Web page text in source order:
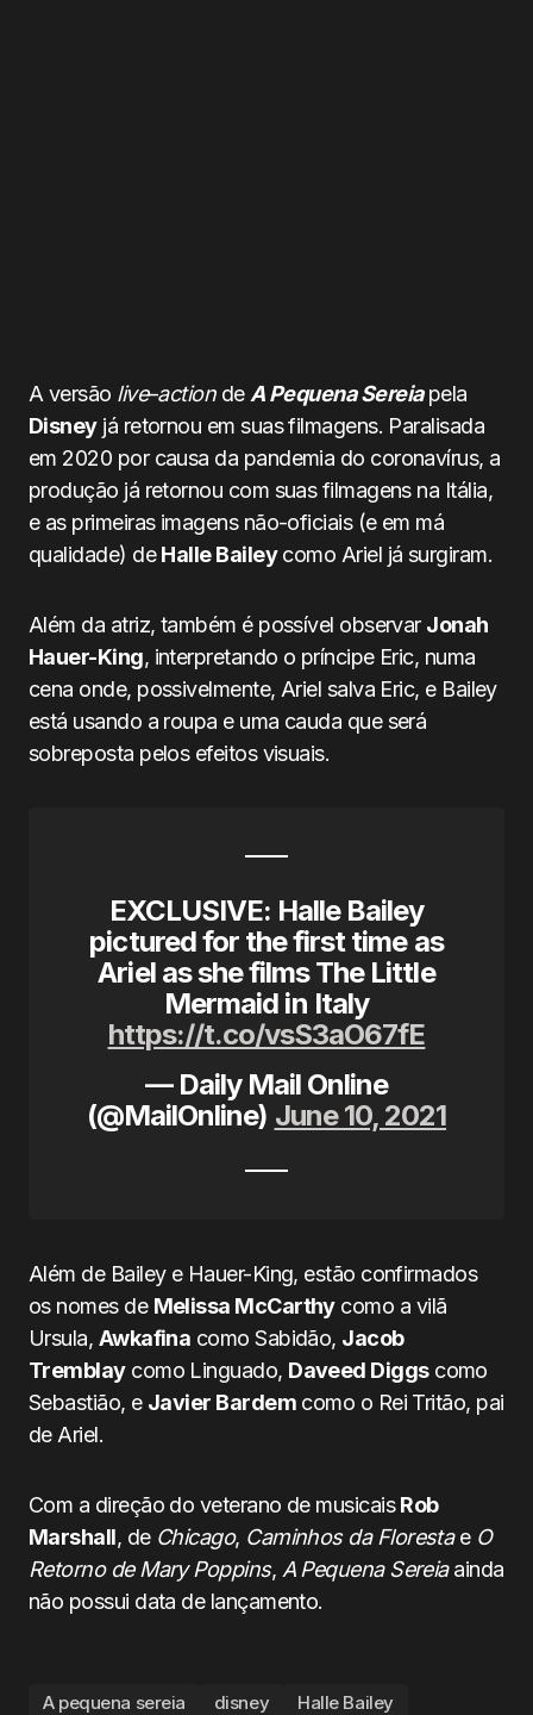
A versão live–actionde A Pequena Sereiapela
Disneyjá retornou em suas filmagens. Paralisada
em 2020 por causa da pandemia do coronavírus, a
produção já retornou com suas filmagens na Itália,
e as primeiras imagens não-oficiais (e em má
qualidade) deHalle Baileycomo Ariel já surgiram.
Além da atriz, também é possível observar Jonah
Hauer-King, interpretando o príncipe Eric, numa
cena onde, possivelmente, Ariel salva Eric, e Bailey
está usando a roupa e uma cauda que será
sobreposta pelos efeitos visuais.
EXCLUSIVE: Halle Bailey
pictured for the first time as
Ariel as she films The Little
Mermaid in Italy
https://t.co/vsS3aO67fE
— Daily Mail Online
(@MailOnline) June 10, 2021
Além de Bailey e Hauer-King, estão confirmados
os nomes de Melissa McCarthycomo a vilã
Ursula, Awkafina como Sabidão, Jacob
Tremblaycomo Linguado, Daveed Diggscomo
Sebastião, e Javier Bardemcomo o Rei Tritão, pai
de Ariel.
Com a direção do veterano de musicaisRob
Marshall, de Chicago, Caminhos da Florestae O
Retorno de Mary Poppins, A Pequena Sereiaainda
não possui data de lançamento.
A pequena sereia disney Halle Bailey